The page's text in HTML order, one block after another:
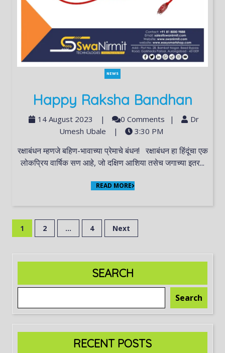
NEWS
Happy Raksha Bandhan
14 August 2023 | 0 Comments |
Dr
Umesh Ubale
| 3:30 PM
रक्षाबंधन म्हणजे बहिण-भावाच्या प्रेमाचे बंधन! रक्षाबंधन हा हिंदूंचा एक
लोकप्रिय वार्षिक सण आहे, जो दक्षिण आशिया तसेच जगाच्या इतर...
READ MORE
1 2 … 4 Next
SEARCH
Search
RECENT POSTS